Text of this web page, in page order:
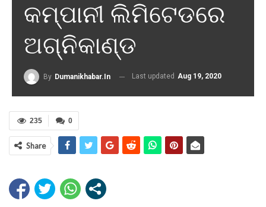
କମ୍ପାନୀ ଲିମିଟେଡରେ
ଅଗ୍ନିକାଣ୍ଡ
By Dumanikhabar.in Last updated Aug 19, 2020
0
235
Share